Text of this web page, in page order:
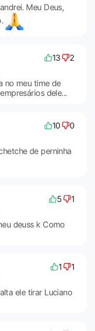
Meu Deus,
13 2
no meu time de
dele...
10 0
de perninha
5 1
deuss k Como
1 1
ele tirar Luciano